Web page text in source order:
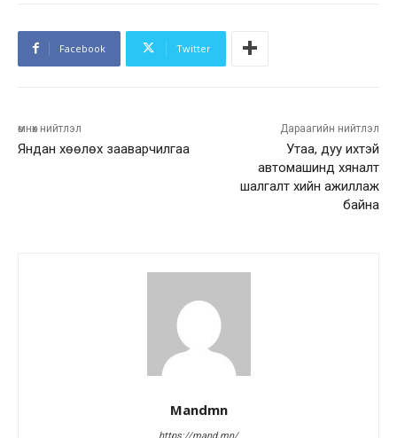
Facebook Twitter
өмнөх нийтлэл
Яндан хөөлөх зааварчилгаа
Дараагийн нийтлэл
Утаа, дуу ихтэй
автомашинд хяналт
шалгалт хийн ажиллаж
байна
Mandmn
https://mand.mn/